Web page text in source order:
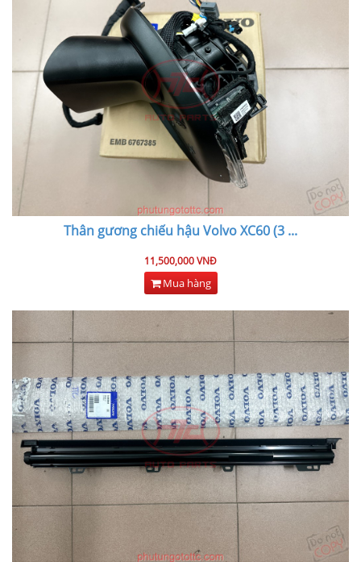
Thân gương chiếu hậu Volvo XC60 (3 ...
11,500,000 VNĐ
Mua hàng